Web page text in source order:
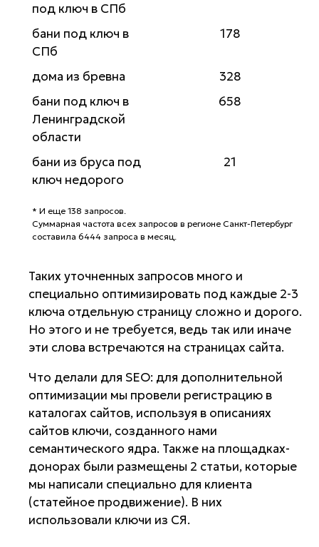
под ключ в СПб
бани под ключ в
СПб
178
дома из бревна
328
бани под ключ в
Ленинградской
области
658
бани из бруса под
ключ недорого
21
* И еще 138 запросов.
Суммарная частота всех запросов в регионе Санкт-Петербург
составила 6444 запроса в месяц.
Таких уточненных запросов много и
специально оптимизировать под каждые 2-3
ключа отдельную страницу сложно и дорого.
Но этого и не требуется, ведь так или иначе
эти слова встречаются на страницах сайта.
Что делали для SEO: для дополнительной
оптимизации мы провели регистрацию в
каталогах сайтов, используя в описаниях
сайтов ключи, созданного нами
семантического ядра. Также на площадках-
донорах были размещены 2 статьи, которые
мы написали специально для клиента
(статейное продвижение). В них
использовали ключи из СЯ.